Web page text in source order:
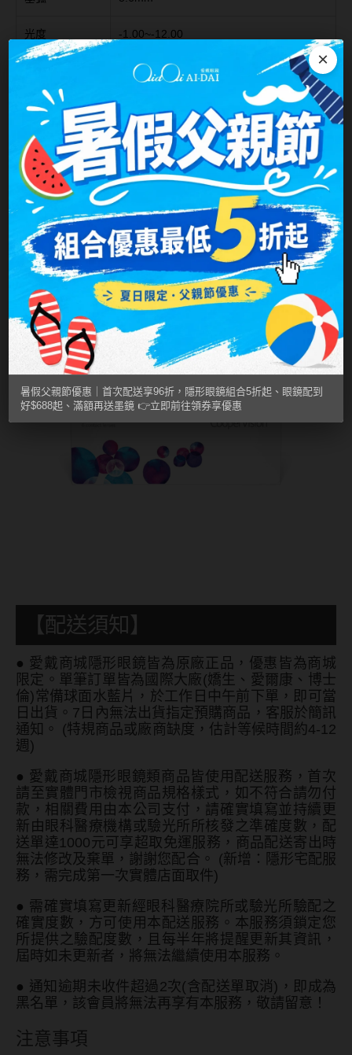
Anley安儷
AQUAMAX水滋氧
ASIA STAR純粹美
eyemoody目荻
iLens愛能視
KARACON優視達
LARGAN星歐
Lens++永暘
MI TESORO蜜緹
MUSE繆思女神
OPT圓瑞
Pegavision晶碩
Timido媞蜜多
Secret Candy Magic
神秘魔幻糖果
SEED實瞳
Candy Magic魔幻糖果
ReVIA蕾美
EverColor艾薇卡
Pony Pallet魔彩盤
CRYSTE晶瞳
DECORATIVE視妝美
SAMI佐美
PienAge
T-Garden CRUUM
T-Garden Loveil
T-Garden Chu's me
紫色系
粉色系
橘黃色系
紅色系
光度
-1.00~-12.00
(-6.00以下0.25一級，-6.00以上0.50一級)
包裝方式
使用週期 月拋
許可證字號 衛署醫器輸字第018593號
注意事項：商品如欲廠商缺度，向原廠訂購等候時間4-8週，
會另行通知。
【配送須知】
● 愛戴商城隱形眼鏡皆為原廠正品，優惠皆為商城
限定。單筆訂單皆為國際大廠(嬌生、愛爾康、博士
倫)常備球面水藍片，於工作日中午前下單，即可當
日出貨。7日內無法出貨指定預購商品，客服於簡訊
通知。 (特規商品或廠商缺度，估計等候時間約4-12
週)
● 愛戴商城隱形眼鏡類商品皆使用配送服務，首次
請至實體門市檢視商品規格樣式，如不符合請勿付
款，相關費用由本公司支付，請確實填寫並持續更
新由眼科醫療機構或驗光所所核發之準確度數，配
送單達1000元可享超取免運服務，商品配送寄出時
無法修改及棄單，謝謝您配合。 (新增：隱形宅配服
務，需完成第一次實體店面取件)
● 需確實填寫更新經眼科醫療院所或驗光所驗配之
確實度數，方可使用本配送服務。本服務須鎖定您
所提供之驗配度數，且每半年將提醒更新其資訊，
屆時如未更新者，將無法繼續使用本服務。
● 通知逾期未收件超過2次(含配送單取消)，即成為
黑名單，該會員將無法再享有本服務，敬請留意！
注意事項
暑假父親節優惠｜首次配送享96折，隱形眼鏡組合5折起、眼鏡配到
好$688起、滿額再送墨鏡 👉立即前往領券享優惠
×